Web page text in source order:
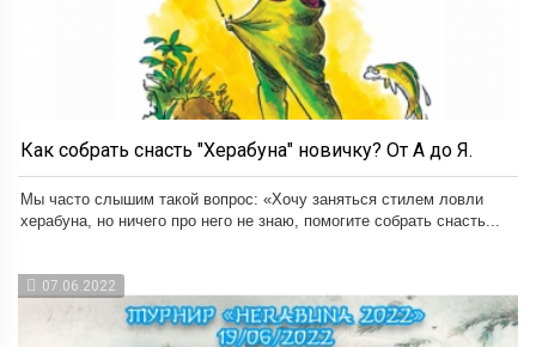
Как собрать снасть "Херабуна" новичку? От А до Я.
Мы часто слышим такой вопрос: «Хочу заняться стилем ловли
херабуна, но ничего про него не знаю, помогите собрать снасть...
07.06.2022